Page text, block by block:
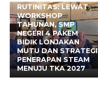
RUTINITAS: LEWAT
WORKSHOP
TAHUNAN, SMP
NEGERI 4 PAKEM
BIDIK LONJAKAN
MUTU DAN STRATEGI
PENERAPAN STEAM
MENUJU TKA 2027